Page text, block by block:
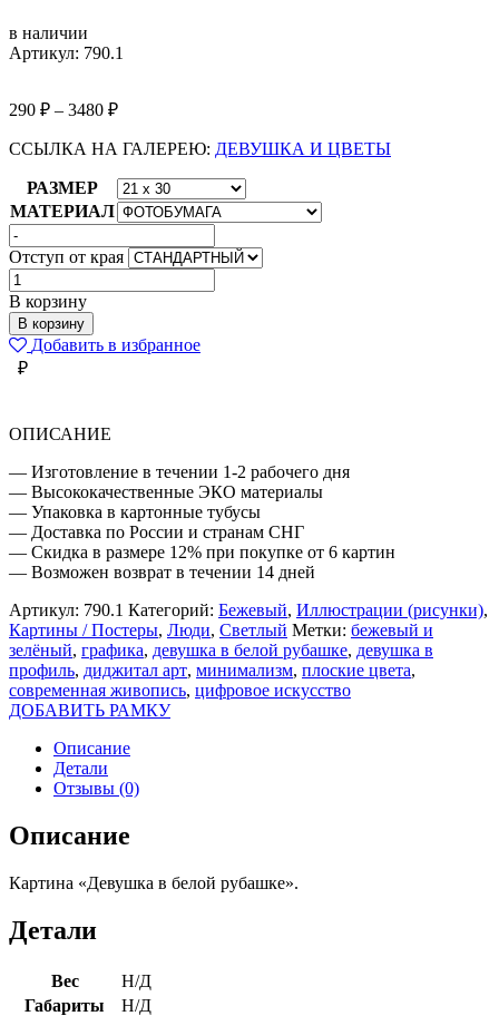
в наличии
Артикул: 790.1
290 ₽ – 3480 ₽
ССЫЛКА НА ГАЛЕРЕЮ: ДЕВУШКА И ЦВЕТЫ
РАЗМЕР
МАТЕРИАЛ
Отступ от края
Количество
товара
ДЕВУШКА
В
БЕЛОЙ
РУБАШКЕ
В корзину
В корзину
Добавить в избранное
₽
ОПИСАНИЕ
— Изготовление в течении 1-2 рабочего дня
— Высококачественные ЭКО материалы
— Упаковка в картонные тубусы
— Доставка по России и странам СНГ
— Скидка в размере 12% при покупке от 6 картин
— Возможен возврат в течении 14 дней
Артикул: 790.1 Категорий: Бежевый, Иллюстрации (рисунки),
Картины / Постеры, Люди, Светлый Метки: бежевый и
зелёный, графика, девушка в белой рубашке, девушка в
профиль, диджитал арт, минимализм, плоские цвета,
современная живопись, цифровое искусство
ДОБАВИТЬ РАМКУ
Описание
Детали
Отзывы (0)
Описание
Картина «Девушка в белой рубашке».
Детали
Вес
Н/Д
Габариты
Н/Д